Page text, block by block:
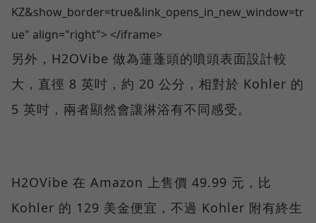
KZ&show_border=true&link_opens_in_new_window=tr
ue" align="right"> </iframe>
另外，H2OVibe 做為蓮蓬頭的噴頭表面設計較
大，直徑 8 英吋，約 20 公分，相對於 Kohler 的
5 英吋，兩者顯然會讓淋浴有不同感受。
H2OVibe 在 Amazon 上售價 49.99 元，比
Kohler 的 129 美金便宜，不過 Kohler 附有終生